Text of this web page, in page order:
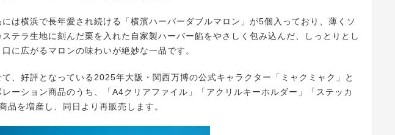
は横浜で長年愛され続ける「横濱ハーバーダブルマロン」が5個入っており、薄くソ
ステラ生地に刻んだ栗を入れた自家製ハーバー餡をやさしく包み込んだ、しっとりとし
に広がるマロンの味わいが絶妙な一品です。
、好評となっている2025年大阪・関西万博の公式キャラクター「ミャクミャク」と
レーション商品のうち、「A4クリアファイル」「アクリルキーホルダー」「ステッカ
品を増産し、同日より再販売します。